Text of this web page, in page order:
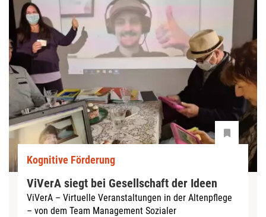
Kognitive Förderung
ViVerA siegt bei Gesellschaft der Ideen
ViVerA – Virtuelle Veranstaltungen in der Altenpflege
– von dem Team Management Sozialer